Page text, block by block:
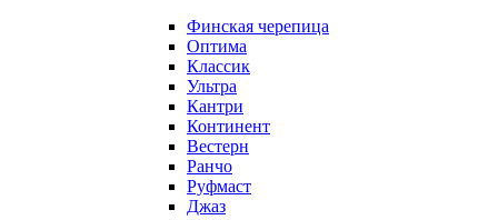
Финская черепица
Оптима
Классик
Ультра
Кантри
Континент
Вестерн
Ранчо
Руфмаст
Джаз